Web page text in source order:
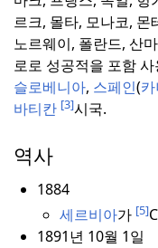
르크, 몰타, 모나코,
노르웨이, 폴란드, 산
로로 성공적을 포함
슬로베니아, 스페인(
바티칸 [3]시국.
역사
1884
세르비아가 [5]
1891년 10월 1일